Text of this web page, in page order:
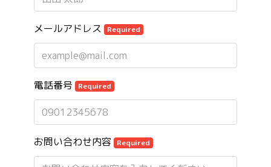
メールアドレス Required
電話番号 Required
お問い合わせ内容 Required